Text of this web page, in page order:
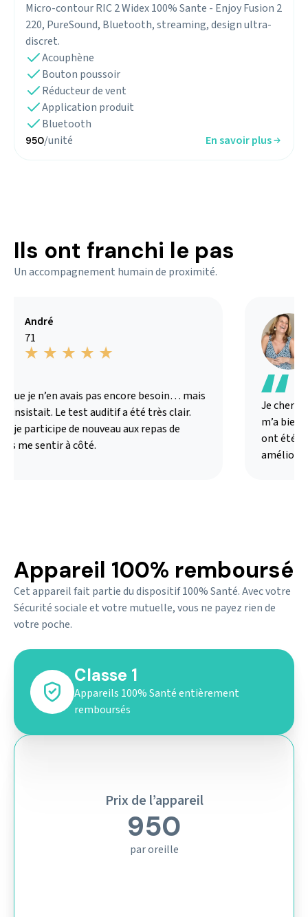
Micro-contour RIC 2 Widex 100% Sante - Enjoy Fusion 2
220, PureSound, Bluetooth, streaming, design ultra-
discret.
Acouphène
Bouton poussoir
Réducteur de vent
Application produit
Bluetooth
950/unité En savoir plus
Ils ont franchi le pas
Un accompagnement humain de proximité.
André
71
que je n’en avais pas encore besoin… mais
insistait. Le test auditif a été très clair.
je participe de nouveau aux repas de
me sentir à côté.
Je
m’a bien
ont été
amélioré
Appareil 100% remboursé
Cet appareil fait partie du dispositif 100% Santé. Avec votre
Sécurité sociale et votre mutuelle, vous ne payez rien de
votre poche.
Classe 1
Appareils 100% Santé entièrement
remboursés
Prix de l’appareil
950
par oreille